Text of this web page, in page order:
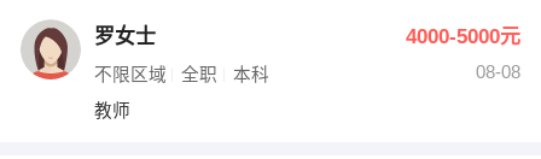
罗女士 4000-5000元
不限区域 全职 本科
08-08
教师